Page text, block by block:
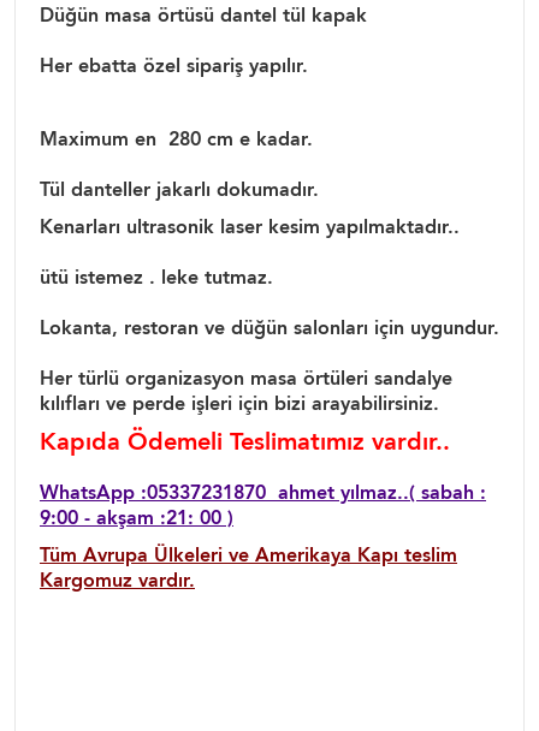
Düğün masa örtüsü dantel tül kapak
Her ebatta özel sipariş yapılır.
Maximum en 280 cm e kadar.
Tül danteller jakarlı dokumadır.
Kenarları ultrasonik laser kesim yapılmaktadır..
ütü istemez . leke tutmaz.
Lokanta, restoran ve düğün salonları için uygundur.
Her türlü organizasyon masa örtüleri sandalye
kılıfları ve perde işleri için bizi arayabilirsiniz.
Kapıda Ödemeli Teslimatımız vardır..
WhatsApp :05337231870 ahmet yılmaz..( sabah :
9:00 - akşam :21: 00 )
Tüm Avrupa Ülkeleri ve Amerikaya Kapı teslim
Kargomuz vardır.